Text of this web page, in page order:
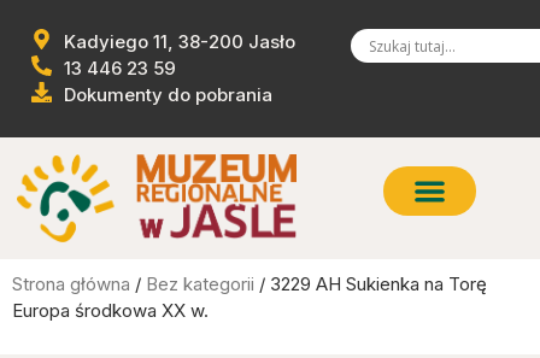
Kadyiego 11, 38-200 Jasło
13 446 23 59
Dokumenty do pobrania
Strona główna / Bez kategorii / 3229 AH Sukienka na Torę
Europa środkowa XX w.